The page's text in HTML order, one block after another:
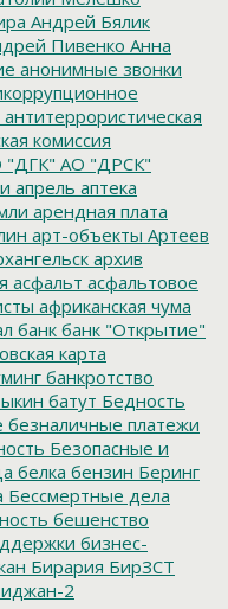
Андрей Бялик
Пивенко Анна
анонимные звонки
антитеррористическая
комиссия
"ДГК" АО "ДРСК"
апрель аптека
арендная плата
арт-объекты Артеев
архив
асфальт асфальтовое
африканская чума
банк банк "Открытие"
карта
банкротство
батут Бедность
безналичные платежи
Безопасные и
белка бензин Беринг
Бессмертные дела
бешенство
бизнес-
Бирария БирЗСТ
2